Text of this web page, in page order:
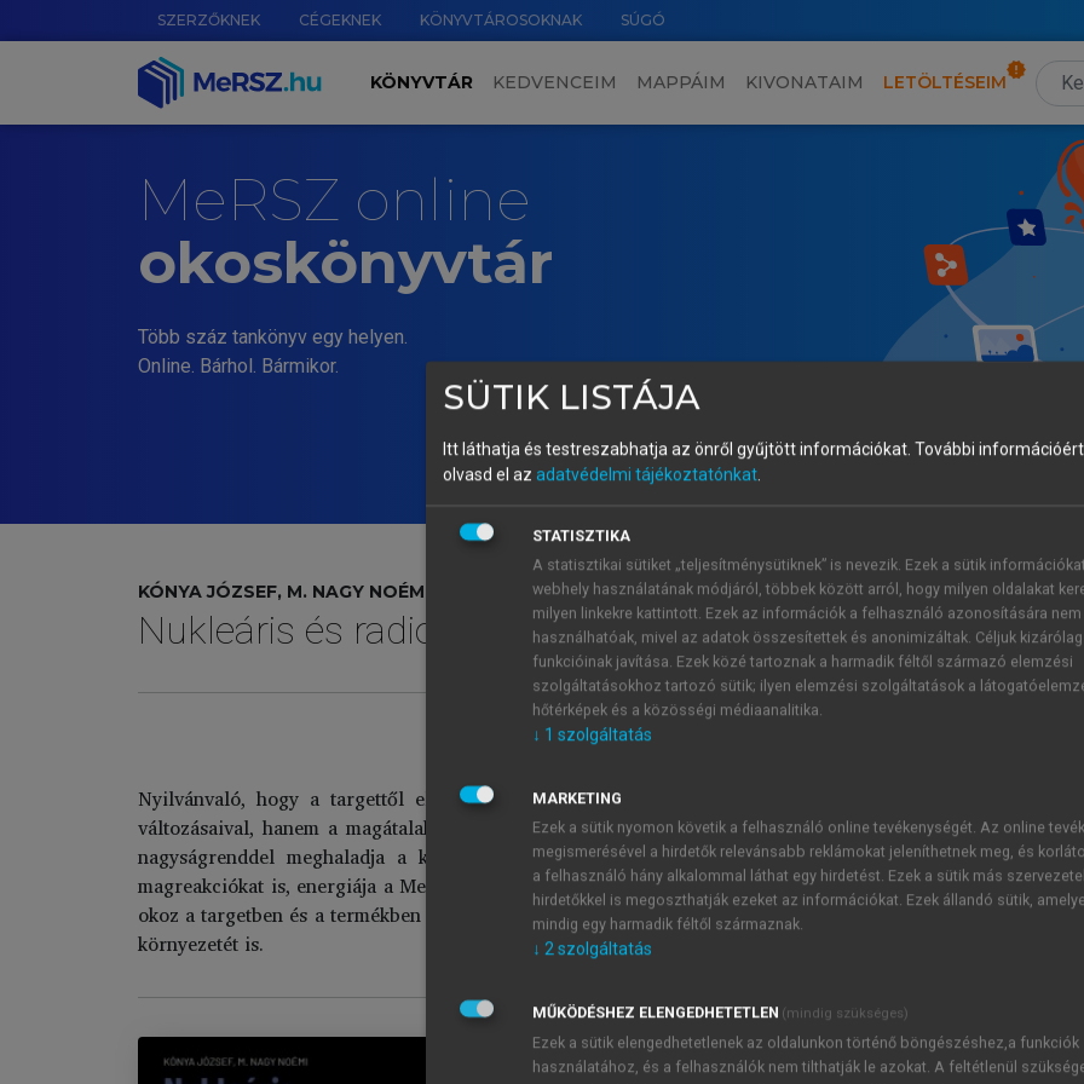
SZERZŐKNEK CÉGEKNEK KÖNYVTÁROSOKNAK SÚGÓ
KÖNYVTÁR KEDVENCEIM MAPPÁIM KIVONATAIM LETÖLTÉSEIM
MeRSZ online
okoskönyvtár
Több száz tankönyv egy helyen.
Online. Bárhol. Bármikor.
KÓNYA JÓZSEF, M. NAGY NOÉMI
Nukleáris és radiokémia
A magfolyamatok kémiai hatásai
Nyilvánvaló, hogy a targettől eltérő atommag előállítása maga is kémiai változás. Ebben a
változásaival, hanem a magátalakulásokat követő kémiai változásokkal foglalkozunk. Ezek azért
nagyságrenddel meghaladja a kémiai kötések energiáját. Mint azt a2.2. fejezetben említettük, a
magreakciókat is, energiája a MeV tartományba esik, míg a kémiai reakcióké eV nagyságrendű. A
okoz a targetben és a termékben egyaránt. Ebben az értelemben a target és a termék nemcsak az illető
környezetét is.
TARTALOMJEGYZÉK
SÜTIK LISTÁJA
Itt láthatja és testreszabhatja az önről gyűjtött információkat. További
olvasd el az adatvédelmi tájékoztatónkat
STATISZTIKA
A statisztikai sütiket „teljesítménysütiknek” is nevezik. Ezek a sütik
webhely használatának módjáról, többek között arról, hogy milyen oldalakat
milyen linkekre kattintott. Ezek az információk a felhasználó azonosítására nem
használhatóak, mivel az adatok összesítettek és anonimizáltak. Céljuk kizárólag
funkcióinak javítása. Ezek közé tartoznak a harmadik féltől származó elemzési
szolgáltatásokhoz tartozó sütik; ilyen elemzési szolgáltatások a
hőtérképek és a közösségi médiaanalitika.
↓ 1 szolgáltatás
MARKETING
Ezek a sütik nyomon követik a felhasználó online tevékenységét. Az online
megismerésével a hirdetők relevánsabb reklámokat jeleníthetnek meg, és
a felhasználó hány alkalommal láthat egy hirdetést. Ezek a sütik más
hirdetőkkel is megoszthatják ezeket az információkat. Ezek állandó sütik,
mindig egy harmadik féltől származnak.
↓ 2 szolgáltatás
MŰKÖDÉSHEZ ELENGEDHETETLEN (mindig szükséges)
Ezek a sütik elengedhetetlenek az oldalunkon történő böngészéshez,a funkciók
használatához, és a felhasználók nem tilthatják le azokat. A feltétlenül